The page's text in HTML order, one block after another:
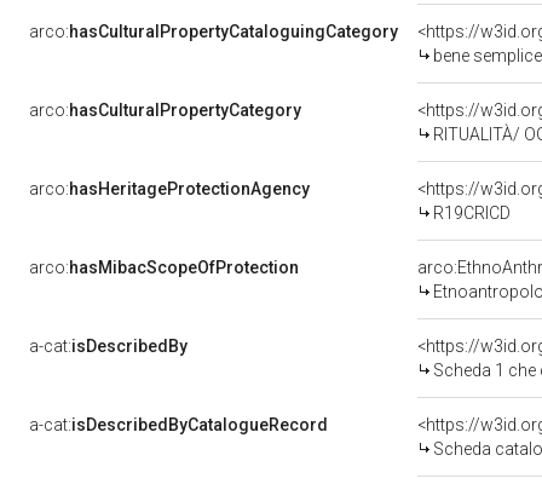
arco:hasCulturalPropertyCataloguingCategory
<https://
bene semplice
arco:hasCulturalPropertyCategory
<https://
RITUALITÀ/
arco:hasHeritageProtectionAgency
<https://
R19CRICD
arco:hasMibacScopeOfProtection
a-cat:isDescribedBy
<https://
Scheda 1
a-cat:isDescribedByCatalogueRecord
<https://
Scheda